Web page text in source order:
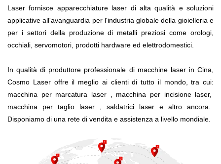
Laser fornisce apparecchiature laser di alta qualità e soluzioni
applicative all'avanguardia per l'industria globale della gioielleria e
per i settori della produzione di metalli preziosi come orologi,
occhiali, servomotori, prodotti hardware ed elettrodomestici.
In qualità di produttore professionale di macchine laser in Cina,
Cosmo Laser offre il meglio ai clienti di tutto il mondo, tra cui:
macchina per marcatura laser
, macchina per incisione laser,
macchina per taglio laser
, saldatrici laser e altro ancora.
Disponiamo di una rete di vendita e assistenza a livello mondiale.